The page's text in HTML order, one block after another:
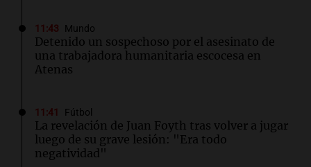
11:43 Mundo
Detenido un sospechoso por el asesinato de
una trabajadora humanitaria escocesa en
Atenas
11:41 Fútbol
La revelación de Juan Foyth tras volver a jugar
luego de su grave lesión: "Era todo
negatividad"